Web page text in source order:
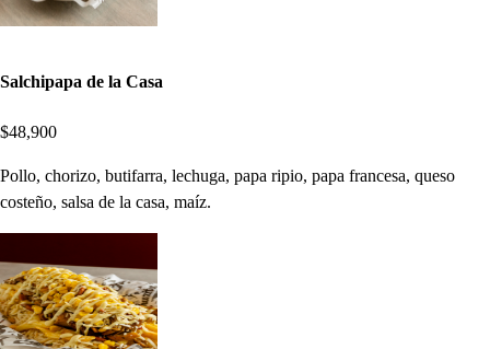
Salchipapa de la Casa
$48,900
Pollo, chorizo, butifarra, lechuga, papa ripio, papa francesa, queso
costeño, salsa de la casa, maíz.